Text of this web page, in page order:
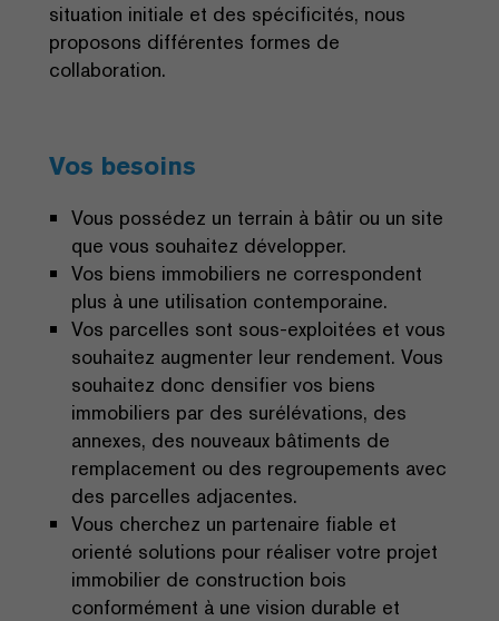
situation initiale et des spécificités, nous
proposons différentes formes de
collaboration.
Vos besoins
Vous possédez un terrain à bâtir ou un site
que vous souhaitez développer.
Vos biens immobiliers ne correspondent
plus à une utilisation contemporaine.
Vos parcelles sont sous-exploitées et vous
souhaitez augmenter leur rendement. Vous
souhaitez donc densifier vos biens
immobiliers par des surélévations, des
annexes, des nouveaux bâtiments de
remplacement ou des regroupements avec
des parcelles adjacentes.
Vous cherchez un partenaire fiable et
orienté solutions pour réaliser votre projet
immobilier de construction bois
conformément à une vision durable et